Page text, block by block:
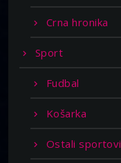
Crna hronika
Sport
Fudbal
Košarka
Ostali sportovi